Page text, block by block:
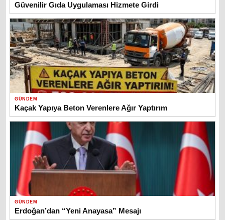
Güvenilir Gıda Uygulaması Hizmete Girdi
GÜNDEM
Kaçak Yapıya Beton Verenlere Ağır Yaptırım
GÜNDEM
Erdoğan’dan “Yeni Anayasa” Mesajı